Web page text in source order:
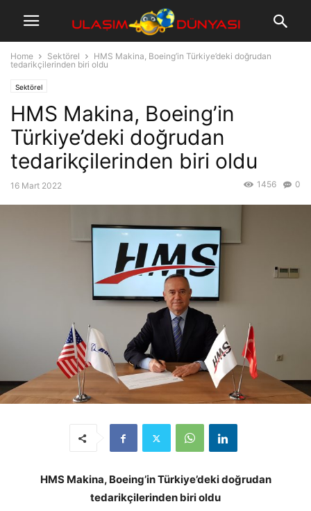
Home Sektörel
HMS Makina, Boeing’in Türkiye’deki doğrudan
tedarikçilerinden biri oldu
Sektörel
HMS Makina, Boeing’in
Türkiye’deki doğrudan
tedarikçilerinden biri oldu
16 Mart 2022 0
1456
HMS Makina, Boeing’in Türkiye’deki doğrudan
tedarikçilerinden biri oldu